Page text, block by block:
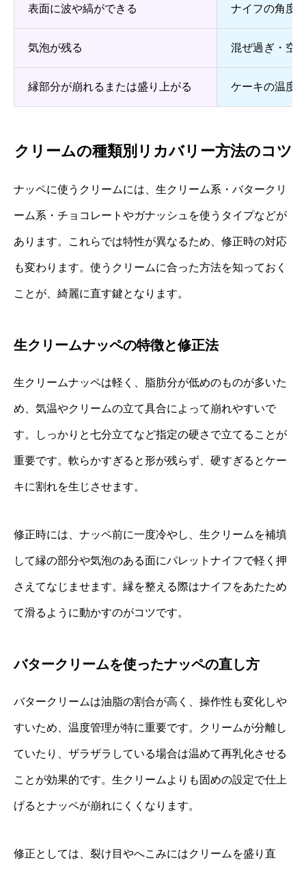
表面に波や縞ができる ナイフの角度
気泡が残る 混ぜ過ぎ・空
縁部分が崩れるまたは盛り上がる ケーキの温度
クリームの種類別リカバリー方法のコツ
ナッペに使うクリームには、生クリーム系・バタークリ
ーム系・チョコレートやガナッシュを使うタイプなどが
あります。これらでは特性が異なるため、修正時の対応
も変わります。使うクリームに合った方法を知っておく
ことが、綺麗に直す鍵となります。
生クリームナッペの特徴と修正法
生クリームナッペは軽く、脂肪分が低めのものが多いた
め、気温やクリームの立て具合によって崩れやすいで
す。しっかりと七分立てなど指定の硬さで立てることが
重要です。軟らかすぎると形が残らず、硬すぎるとケー
キに割れを生じさせます。
修正時には、ナッペ前に一度冷やし、生クリームを補填
して縁の部分や気泡のある面にパレットナイフで軽く押
さえてなじませます。縁を整える際はナイフをあたため
て滑るように動かすのがコツです。
バタークリームを使ったナッペの直し方
バタークリームは油脂の割合が高く、操作性も変化しや
すいため、温度管理が特に重要です。クリームが分離し
ていたり、ザラザラしている場合は温めて再乳化させる
ことが効果的です。生クリームよりも固めの設定で仕上
げるとナッペが崩れにくくなります。
修正としては、裂け目やへこみにはクリームを盛り直